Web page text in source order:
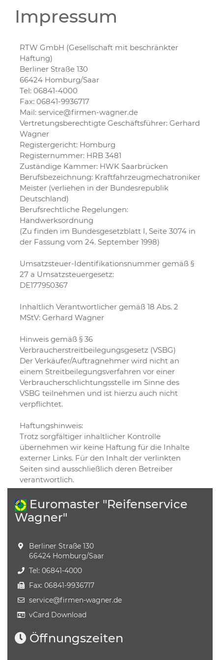
Impressum
RTW GmbH (Gesellschaft mit beschränkter
Haftung)
Berliner Straße 130
66424 Homburg/Saar
Tel: 06841-4000
Fax: 06841-9936717
Mail: service@firmen-wagner.de
Vertretungsberechtigte Geschäftsführer: Gerhard
Wagner
Registergericht: Homburg
Registernummer: HRB 3481
Zuständige Kammer: HWK Saarbrücken
Berufsbezeichnung: Kraftfahrzeugmechatroniker
Meister (verliehen in der Bundesrepublik
Deutschland)
Berufsrechtliche Regelungen:
Handwerksordnung
(Zu finden im Bundesgesetzblatt I, Seite 3074 in
der Fassung vom 24. September 1998)
Umsatzsteuer-Identifikationsnummer gemäß §
27 a Umsatzsteuergesetz:
DE177950367
Inhaltlich Verantwortlicher gemäß 18 Abs. 2
MStV: Gerhard Wagner
Hinweis gemäß § 36
Verbraucherstreitbeilegungsgesetz (VSBG)
Der Verkäufer/Auftragnehmer wird nicht an
einem Streitbeilegungsverfahren vor einer
Verbraucherschlichtungsstelle im Sinne des
VSBG teilnehmen und ist hierzu auch nicht
verpflichtet.
Haftungshinweis:
Trotz sorgfältiger inhaltlicher Kontrolle
übernehmen wir keine Haftung für die Inhalte
externer Links. Für den Inhalt der verlinkten
Seiten sind ausschließlich deren Betreiber
verantwortlich.
Euromaster "Reifenservice
Wagner"
Berliner Straße 130
66424 Homburg/Saar
Tel: 06841-4000
Fax: 06841-9936717
service​@firmen-wagner.de
vCard Download
Öffnungszeiten